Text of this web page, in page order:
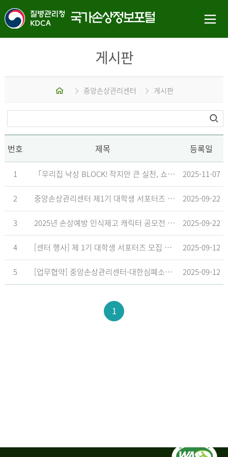
게시판
중앙손상관리센터 게시판
번호 제목 등록일
1 「우리집 낙상 BLOCK! 작지만 큰 실천, 쇼츠 챌린지」 수상작 발표 2025-11-07
2 중앙손상관리센터 제1기 대학생 서포터즈 합격자 발표 2025-09-22
3 2025년 손상예방 인식제고 캐릭터 공모전 결과발표 지연 안내 2025-09-22
4 [센터 행사] 제 1기 대학생 서포터즈 모집 공고 2025-09-12
5 [업무협약] 중앙손상관리센터-대한심폐소생협회, 학교현장 CPR 교육 확대 위한 업무협약 체결 2025-09-12
1